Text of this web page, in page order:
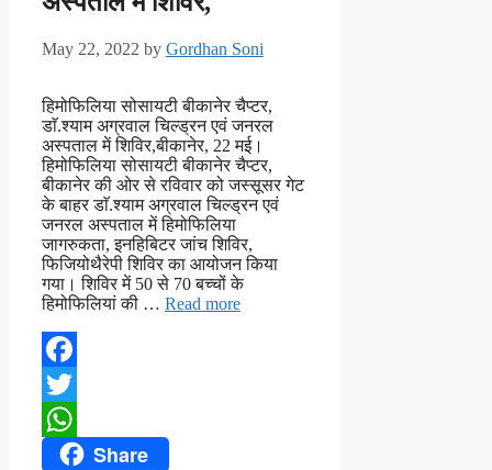
May 22, 2022 by Gordhan Soni
हिमोफिलिया सोसायटी बीकानेर चैप्टर,
डाॅ.श्याम अग्रवाल चिल्ड्रन एवं जनरल
अस्पताल में शिविर,बीकानेर, 22 मई।
हिमोफिलिया सोसायटी बीकानेर चैप्टर,
बीकानेर की ओर से रविवार को जस्सूसर गेट
के बाहर डाॅ.श्याम अग्रवाल चिल्ड्रन एवं
जनरल अस्पताल में हिमोफिलिया
जागरुकता, इनहिबिटर जांच शिविर,
फिजियोथैरेपी शिविर का आयोजन किया
गया। शिविर में 50 से 70 बच्चों के
हिमोफिलियां की … Read more
Facebook
Twitter
WhatsAppShare